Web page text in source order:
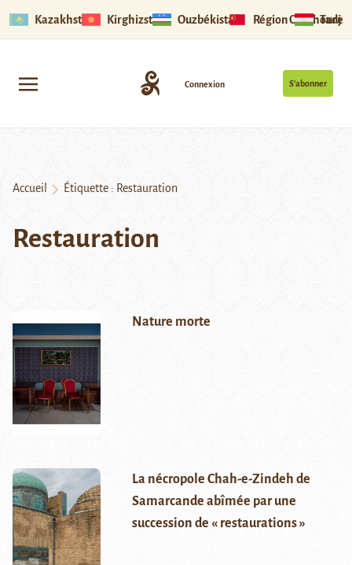
Kazakhstan Kirghizstan Ouzbékistan Région Ouïghoure
S’abonner
Connexion
Accueil Étiquette : Restauration
Restauration
Nature morte
La nécropole Chah-e-Zindeh de
Samarcande abîmée par une
succession de « restaurations »